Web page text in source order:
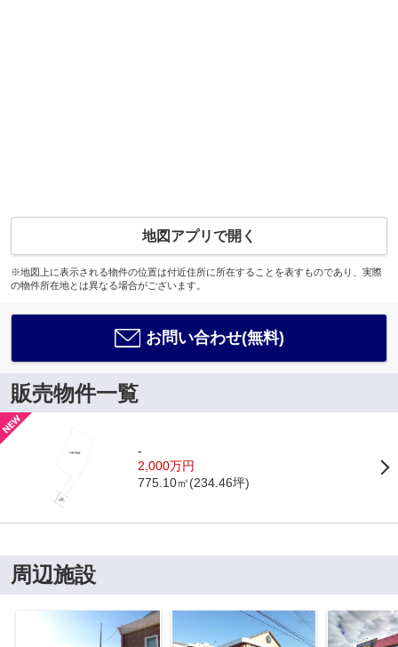
地図アプリで開く
※地図上に表示される物件の位置は付近住所に所在することを表すものであり、実際
の物件所在地とは異なる場合がございます。
お問い合わせ(無料)
販売物件一覧
-
2,000万円
775.10㎡(234.46坪)
周辺施設